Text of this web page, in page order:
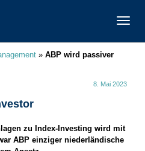
» ABP wird passiver
8. Mai 2023
zu Index-Investing wird mit
ABP einziger niederländische